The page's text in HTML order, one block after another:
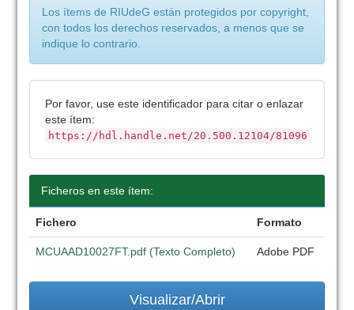
Los ítems de RIUdeG están protegidos por copyright,
con todos los derechos reservados, a menos que se
indique lo contrario.
Por favor, use este identificador para citar o enlazar
este ítem:
https://hdl.handle.net/20.500.12104/81096
Ficheros en este ítem:
Fichero Formato
MCUAAD10027FT.pdf (Texto Completo) Adobe PDF
Visualizar/Abrir